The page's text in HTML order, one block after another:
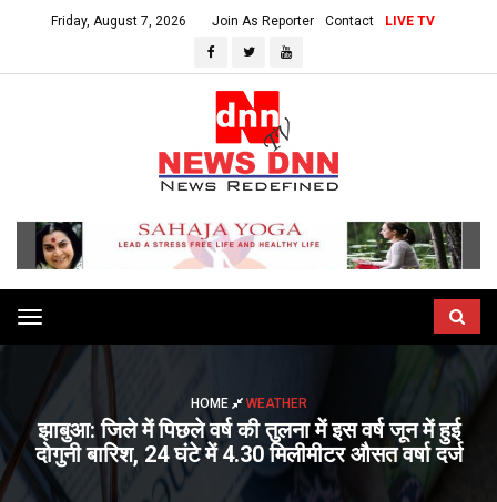
Friday, August 7, 2026 Join As Reporter Contact LIVE TV
Toggle
navigation
HOME WEATHER
झाबुआ: जिले में पिछले वर्ष की तुलना में इस वर्ष जून में हुई
दोगुनी बारिश, 24 घंटे में 4.30 मिलीमीटर औसत वर्षा दर्ज